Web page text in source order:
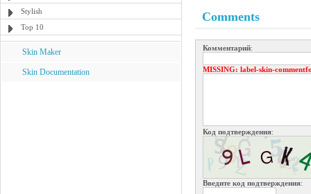
Stylish
Top 10
Skin Maker
Skin Documentation
Comments
Комментарий:
MISSING: label-skin-
Код подтверждения:
Введите код подтверждения: